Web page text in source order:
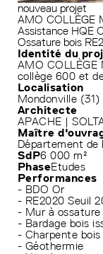
nouveau projet
AMO COLLÈGE
Assistance HQE
Ossature bois
Identité du
AMO COLLÈGE
collège 600 et
Localisation
Mondonville (31)
Architecte
APACHE |
Maître
Département de
SdP6 000 m²
PhaseEtudes
Performances
- BDO Or
- RE2020 Seuil
- Mur à ossature
- Bardage bois
- Charpente bois
- Géothermie